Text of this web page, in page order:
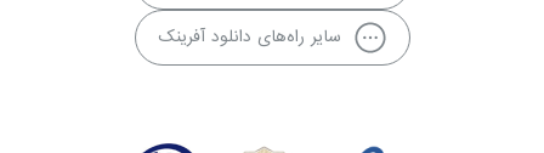
سایر راه‌های دانلود آفرینک